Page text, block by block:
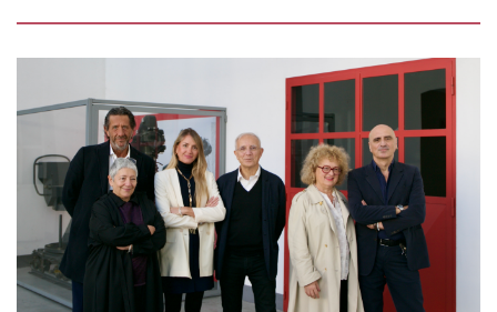
ABOUT
Chi siamo
Storia della Fondazione
Contatti
La sede
Partner
EVENTI, SPECIALI
Anteprime in Piemonte
TFI Torino Film Industry -
Production Days
Avenue Cove - Erasmus +
Guarda che storia!